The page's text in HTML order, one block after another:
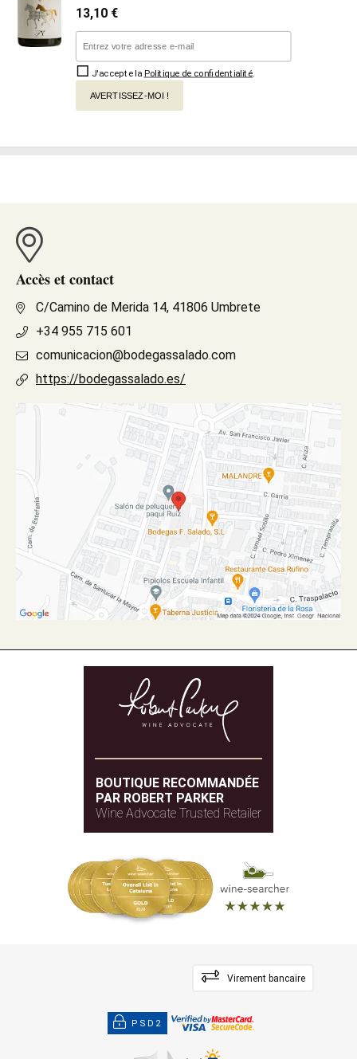
13,10 €
J'accepte la Politique de confidentialité
AVERTISSEZ-MOI !
Accès et contact
C/Camino de Merida 14, 41806 Umbrete
+34 955 715 601
comunicacion@bodegassalado.com
https://bodegassalado.es/
BOUTIQUE RECOMMANDÉE
PAR ROBERT PARKER
Wine Advocate Trusted Retailer
Virement bancaire
PSD2